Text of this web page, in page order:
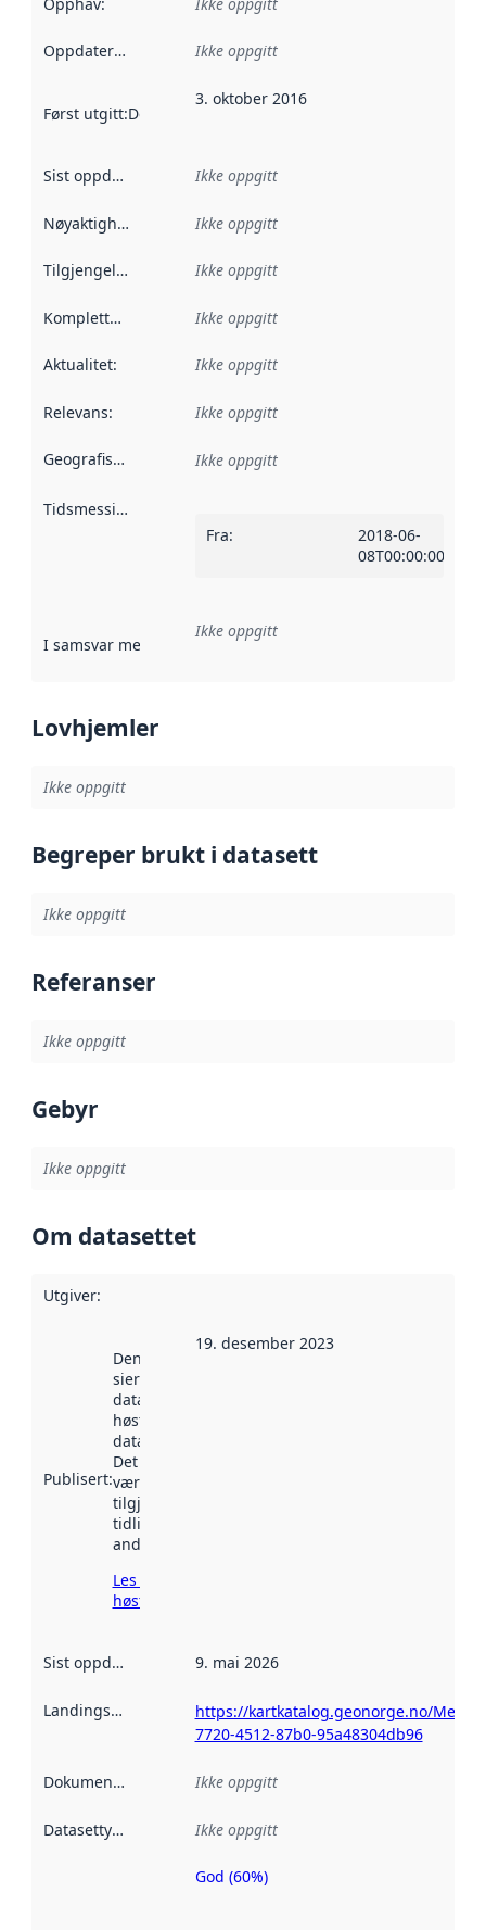
Oppdateringsfrekvens :
Ikke oppgitt
Først utgitt:Denne datoen sier når dataene i dette
3. oktober 2016
Sist oppdatert Ikke oppgitt
Nøyaktighet Ikke oppgitt
Tilgjengelighet Ikke oppgitt
Kompletthet Ikke oppgitt
Aktualitet: Ikke oppgitt
Relevans: Ikke oppgitt
Geografisk avgrensning :
Ikke oppgitt
Tidsmessig avgrensning
Fra:
2018-06-
08T00:00:00Z
I samsvar med Referanse til en implementasjonsregel
Ikke oppgitt
Lovhjemler
Ikke oppgitt
Begreper brukt i datasett
Ikke oppgitt
Referanser
Ikke oppgitt
Gebyr
Ikke oppgitt
Om datasettet
Utgiver:
Publisert:
Denne datoen
sier når
datasettet ble
høstet av
data.norge.no.
Det kan ha
vært
tilgjengelig
tidligere
andre steder.
Les mer om
høsting her
19. desember 2023
Sist oppdatert 9. mai 2026
Landingsside
https://kartkatalog.geonorge.no/
7720-4512-87b0-95a48304db96
Dokumentasjon Ikke oppgitt
Datasettype Ikke oppgitt
Metadatakvalitet
God (60%)